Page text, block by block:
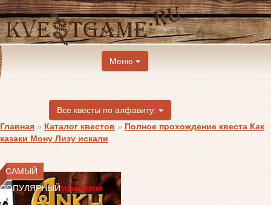
Меню
Все квесты по алфавиту:
Главная » Каталог квестов » Полное прохождение квеста Как
казаки Мону Лизу искали
САМЫЙ
ПОПУЛЯРНЫЙ